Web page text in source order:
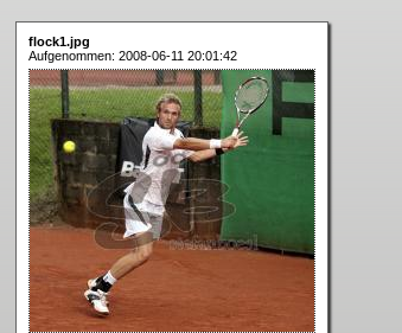
flock1.jpg
Aufgenommen: 2008-06-11 20:01:42